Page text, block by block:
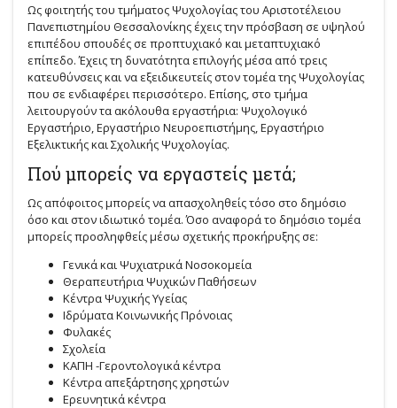
Ως φοιτητής του τμήματος Ψυχολογίας του Αριστοτέλειου
Πανεπιστημίου Θεσσαλονίκης έχεις την πρόσβαση σε υψηλού
επιπέδου σπουδές σε προπτυχιακό και μεταπτυχιακό
επίπεδο. Έχεις τη δυνατότητα επιλογής μέσα από τρεις
κατευθύνσεις και να εξειδικευτείς στον τομέα της Ψυχολογίας
που σε ενδιαφέρει περισσότερο. Επίσης, στο τμήμα
λειτουργούν τα ακόλουθα εργαστήρια: Ψυχολογικό
Εργαστήριο, Εργαστήριο Νευροεπιστήμης, Εργαστήριο
Εξελικτικής και Σχολικής Ψυχολογίας.
Πού μπορείς να εργαστείς μετά;
Ως απόφοιτος μπορείς να απασχοληθείς τόσο στο δημόσιο
όσο και στον ιδιωτικό τομέα. Όσο αναφορά το δημόσιο τομέα
μπορείς προσληφθείς μέσω σχετικής προκήρυξης σε:
Γενικά και Ψυχιατρικά Νοσοκομεία
Θεραπευτήρια Ψυχικών Παθήσεων
Κέντρα Ψυχικής Υγείας
Ιδρύματα Κοινωνικής Πρόνοιας
Φυλακές
Σχολεία
ΚΑΠΗ -Γεροντολογικά κέντρα
Κέντρα απεξάρτησης χρηστών
Ερευνητικά κέντρα